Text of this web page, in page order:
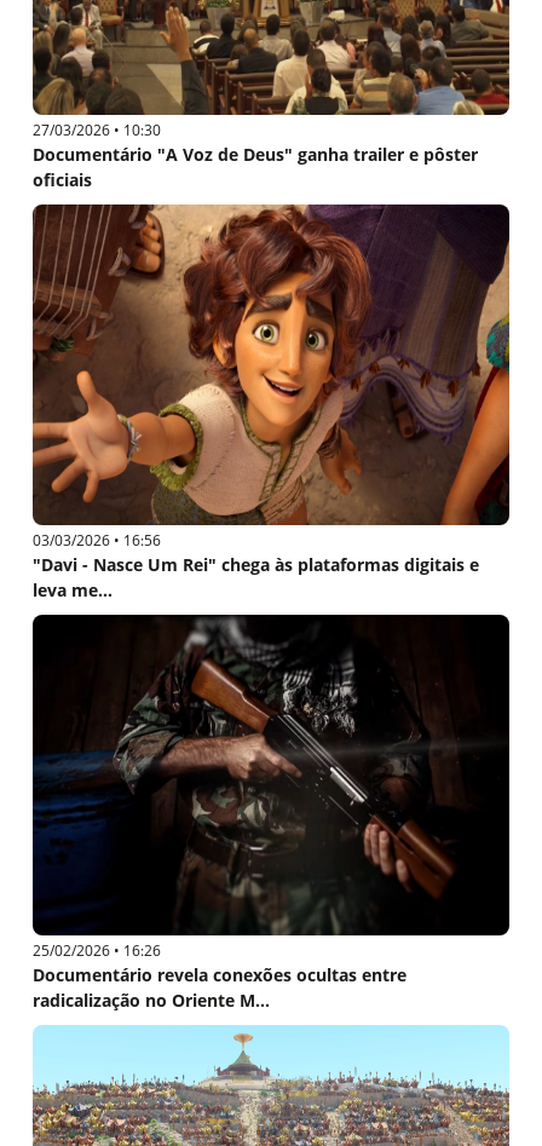
27/03/2026 • 10:30
Documentário "A Voz de Deus" ganha trailer e pôster
oficiais
03/03/2026 • 16:56
"Davi - Nasce Um Rei" chega às plataformas digitais e
leva me...
25/02/2026 • 16:26
Documentário revela conexões ocultas entre
radicalização no Oriente M...